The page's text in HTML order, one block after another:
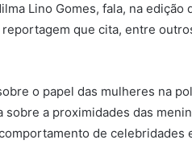
Lino Gomes, fala, na edição
que cita, entre
o papel das mulheres na
a proximidades das
de celebridades